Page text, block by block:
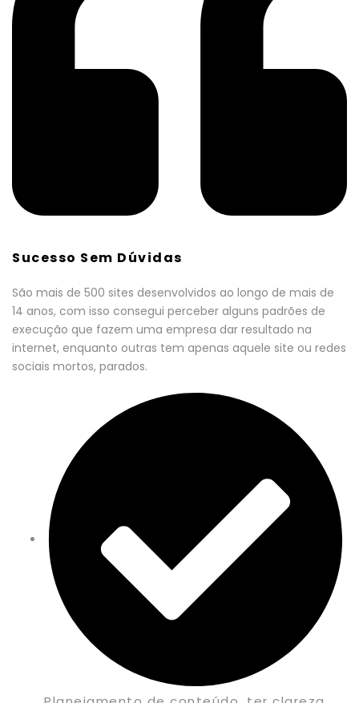
Sucesso Sem Dúvidas
São mais de 500 sites desenvolvidos ao longo de mais de
14 anos, com isso consegui perceber alguns padrões de
execução que fazem uma empresa dar resultado na
internet, enquanto outras tem apenas aquele site ou redes
sociais mortos, parados.